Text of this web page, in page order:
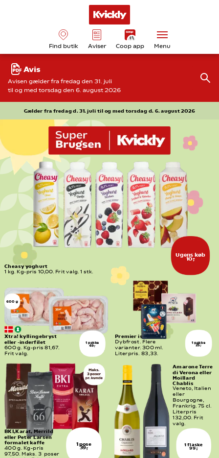
Find butik Aviser Coop app Menu
Avis
Avisen gælder fra fredag den 31. juli
til og med torsdag den 6. august 2026
1 pakke
25,-
Premier is
Dybfrost. Flere
varianter. 300 ml.
Literpris. 83,33.
1 flaske
99,-
Amarone Terre
di Verona eller
Moillard
Chablis
Veneto, Italien
eller
Bourgogne,
Frankrig. 75 cl.
Literpris
132,00. Frit
valg.
Ugens køb
10,-
Cheasy yoghurt
1 kg. Kg-pris 10,00. Frit valg. 1 stk.
1 pakke
49,-
600 g
Xtra! kyllingebryst
eller -inderfilet
600 g. Kg-pris 81,67.
Frit valg.
1 pose
39,-
BKI,Karat, Merrild
eller Peter Larsen
formalet kaffe
400 g. Kg-pris
97,50. Maks. 3  poser
Gælder fra fredag d. 31. juli til og med torsdag d. 6. august 2026